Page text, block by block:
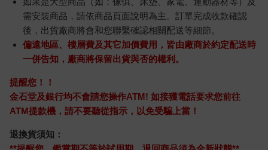
態：
商品運送說明：
本公司所提供的產品配送區域範圍目前僅限台灣本島。注
意！收件地址請勿為郵政信箱。
商品將由廠商透過貨運或是郵局寄送。消費者訂購之商品若
無法送達，經電話或 E-mail無法聯繫逾三天者，本公司將取